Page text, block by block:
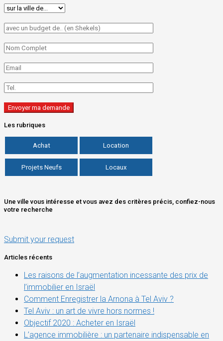
Les rubriques
Achat Location
Projets Neufs Locaux
Une ville vous intéresse et vous avez des critères précis, confiez-nous
votre recherche
Submit your request
Articles récents
Les raisons de l’augmentation incessante des prix de
l’immobilier en Israël
Comment Enregistrer la Arnona à Tel Aviv ?
Tel Aviv : un art de vivre hors normes !
Objectif 2020 : Acheter en Israël
L’agence immobilière : un partenaire indispensable en